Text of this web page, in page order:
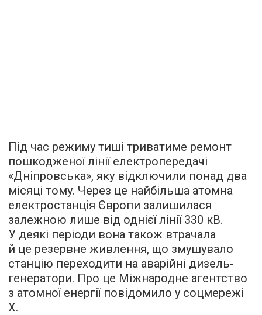
Під час режиму тиші триватиме ремонт
пошкодженої лінії електропередачі
«Дніпровська», яку відключили понад два
місяці тому. Через це найбільша атомна
електростанція Європи залишилася
залежною лише від однієї лінії 330 кВ.
У деякі періоди вона також втрачала
й це резервне живлення, що змушувало
станцію переходити на аварійні дизель-
генератори. Про це Міжнародне агентство
з атомної енергії повідомило у соцмережі
Х.